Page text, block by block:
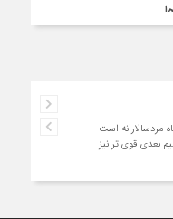
«اغتشاش»
مردسالارانه است
بعدی قوی تر نیز